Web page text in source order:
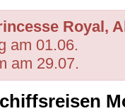
Royal,
am 01.06.
am 29.07.